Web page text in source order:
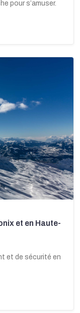
pour s’amuser.
et en Haute-
et de sécurité en